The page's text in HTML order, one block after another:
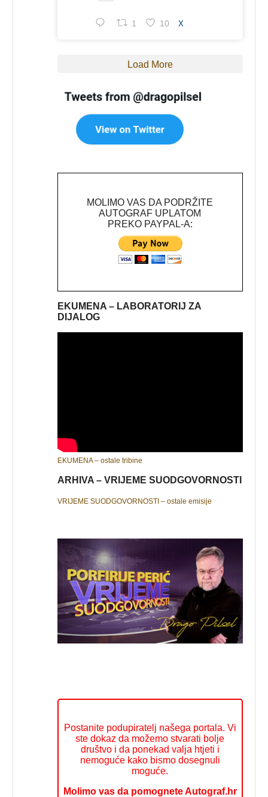
1 10 X
Load More
MOLIMO VAS DA PODRŽITE
AUTOGRAF UPLATOM
PREKO PAYPAL-A:
EKUMENA – LABORATORIJ ZA
DIJALOG
EKUMENA – ostale tribine
ARHIVA – VRIJEME SUODGOVORNOSTI
VRIJEME SUODGOVORNOSTI – ostale emisije
Postanite podupiratelj našega portala. Vi
ste dokaz da možemo stvarati bolje
društvo i da ponekad valja htjeti i
nemoguće kako bismo dosegnuli
moguće.
Molimo vas da pomognete Autograf.hr